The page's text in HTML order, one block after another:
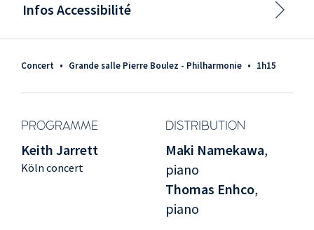
Concert • Grande salle Pierre Boulez - Philharmonie • 1h15
PROGRAMME DISTRIBUTION
Keith Jarrett
Köln concert
Maki Namekawa,
piano
Thomas Enhco,
piano
Infos Accessibilité